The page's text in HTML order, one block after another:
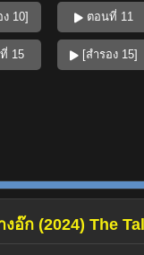
ง 10] ตอนที่ 11
15 [สำรอง 15]
อ๊ก (2024) The